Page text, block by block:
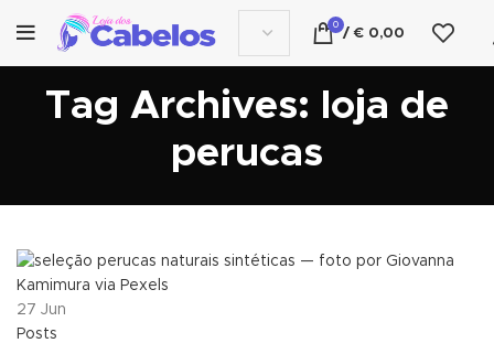
0
/ € 0,00
Tag Archives: loja de
perucas
27 Jun
Posts